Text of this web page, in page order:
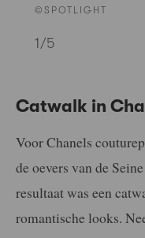
©SPOTLIGHT
1/5
Catwalk in
Voor Chanels
de oevers van de
resultaat was een
romantische looks.